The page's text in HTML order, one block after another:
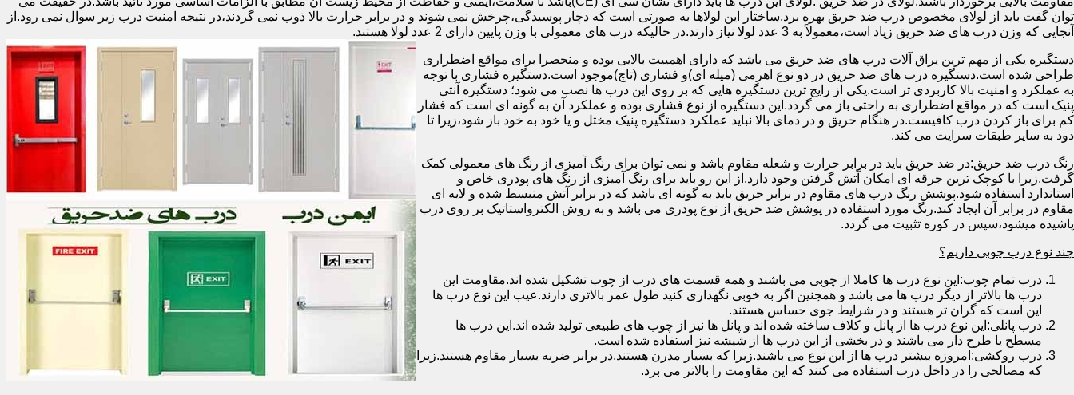
توان گفت باید از لولای مخصوص درب ضد حریق بهره برد.ساختار این لولاها به صورتی است که دچار پوسیدگی،چرخش نمی شوند و در برابر حرارت بالا ذوب نمی گردند،در نتیجه امنیت درب زیر سوال نمی رود.از
آنجایی که وزن درب های ضد حریق زیاد است،معمولاً به 3 عدد لولا نیاز دارند.در حالیکه درب های معمولی با وزن پایین دارای 2 عدد لولا هستند.
دستگیره یکی از مهم ترین یراق آلات درب های ضد حریق می باشد که دارای اهمییت بالایی بوده و منحصرا برای مواقع اضطراری
طراحی شده است.دستگیره درب های ضد حریق در دو نوع اهرمی (میله ای)و فشاری (تاچ)موجود است.دستگیره فشاری با توجه
به عملکرد و امنیت بالا کاربردی تر است.یکی از رایج ترین دستگیره هایی که بر روی این درب ها نصب می شود؛ دستگیره آنتی
پنیک است که در مواقع اضطراری به راحتی باز می گردد.این دستگیره از نوع فشاری بوده و عملکرد آن به گونه ای است که فشار
کم برای باز کردن درب کافیست.در هنگام حریق و در دمای بالا نباید عملکرد دستگیره پنیک مختل و یا خود به خود باز شود،زیرا تا
دود به سایر طبقات سرایت می کند.
رنگ درب ضد حریق:در ضد حریق باید در برابر حرارت و شعله مقاوم باشد و نمی توان برای رنگ آمیزی از رنگ های معمولی کمک
گرفت.زیرا با کوچک ترین جرقه ای امکان آتش گرفتن وجود دارد.از این رو باید برای رنگ آمیزی از رنگ های پودری خاص و
استاندارد استفاده شود.پوشش رنگ درب های مقاوم در برابر حریق باید به گونه ای باشد که در برابر آتش منبسط شده و لایه ای
مقاوم در برابر آن ایجاد کند.رنگ مورد استفاده در پوشش ضد حریق از نوع پودری می باشد و به روش الکترواستاتیک بر روی درب
پاشیده میشود،سپس در کوره تثبیت می گردد.
چند نوع درب چوبی داریم؟
درب تمام چوب:این نوع درب ها کاملا از چوبی می باشند و همه قسمت های درب از چوب تشکیل شده اند.مقاومت این
درب ها بالاتر از دیگر درب ها می باشد و همچنین اگر به خوبی نگهداری کنید طول عمر بالاتری دارند.عیب این نوع درب ها
این است که گران تر هستند و در شرایط جوی حساس هستند.
درب پانلی:این نوع درب ها از پانل و کلاف ساخته شده اند و پانل ها نیز از چوب های طبیعی تولید شده اند.این درب ها
مسطح یا طرح دار می باشند و در بخشی از این درب ها از شیشه نیز استفاده شده است.
درب روکشی:امروزه بیشتر درب ها از این نوع می باشند.زیرا که بسیار مدرن هستند.در برابر ضربه بسیار مقاوم هستند.زیرا
که مصالحی را در داخل درب استفاده می کنند که این مقاومت را بالاتر می برد.